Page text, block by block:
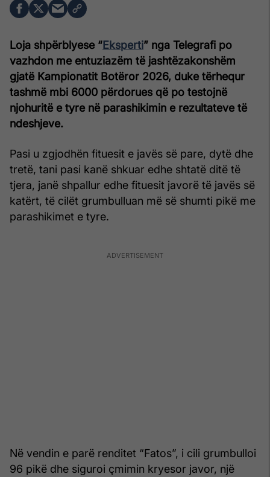
Loja shpërblyese “Eksperti” nga Telegrafi po
vazhdon me entuziazëm të jashtëzakonshëm
gjatë Kampionatit Botëror 2026, duke tërhequr
tashmë mbi 6000 përdorues që po testojnë
njohuritë e tyre në parashikimin e rezultateve të
ndeshjeve.
Pasi u zgjodhën fituesit e javës së pare, dytë dhe
tretë, tani pasi kanë shkuar edhe shtatë ditë të
tjera, janë shpallur edhe fituesit javorë të javës së
katërt, të cilët grumbulluan më së shumti pikë me
parashikimet e tyre.
Në vendin e parë renditet “Fatos”, i cili grumbulloi
96 pikë dhe siguroi çmimin kryesor javor, një